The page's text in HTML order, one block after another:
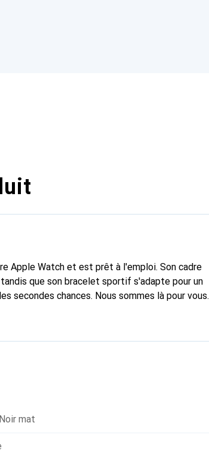
Apple Watch et est prêt à l'emploi. Son cadre
que son bracelet sportif s'adapte pour un
secondes chances. Nous sommes là pour vous.
Noir mat